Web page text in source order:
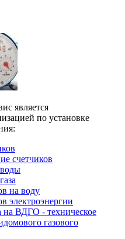
является
по установке
счетчиков
воды
на воду
электроэнергии
на ВДГО - техническое
газового